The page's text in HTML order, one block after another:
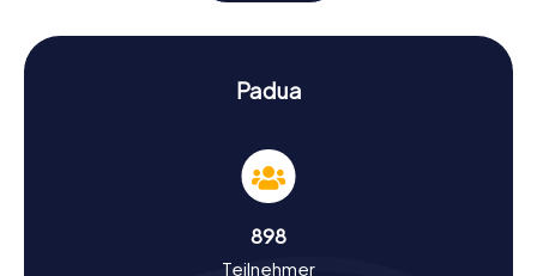
und Aufgaben, die es zu meistern gilt. Jede Schnitzeljagd
in Padua ist einzigartig und führt euch zu verschiedenen
Ecken der Stadt, die ihr sonst vielleicht übersehen
Schnitzeljagd in Padua: Geschichte und Kultur
ihr nicht nur spannende Geschichten über die Stadt,
sondern taucht auch tief in ihre Kultur ein. Padua, eine der
Padua
898
Teilnehmer